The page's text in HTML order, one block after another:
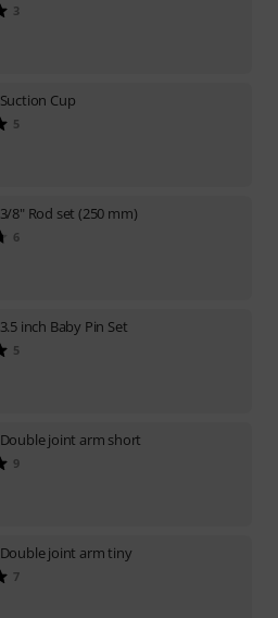
3
Suction Cup
5
3/8" Rod set (250 mm)
6
3.5 inch Baby Pin Set
5
Double joint arm short
9
Double joint arm tiny
7